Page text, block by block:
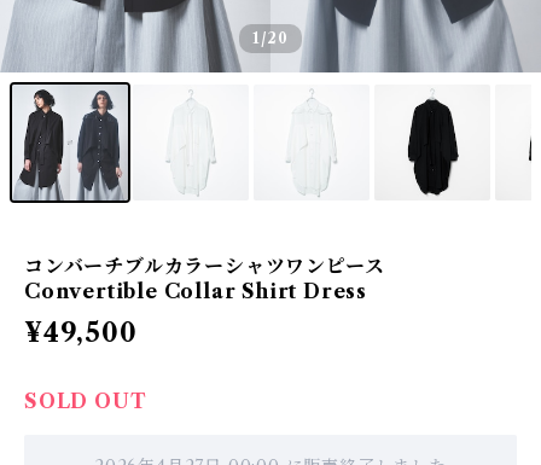
1/20
コンバーチブルカラーシャツワンピース
Convertible Collar Shirt Dress
¥49,500
SOLD OUT